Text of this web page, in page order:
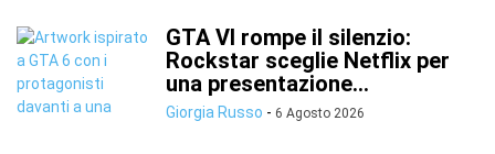
GTA VI rompe il silenzio:
Rockstar sceglie Netflix per
una presentazione...
Giorgia Russo - 6 Agosto 2026